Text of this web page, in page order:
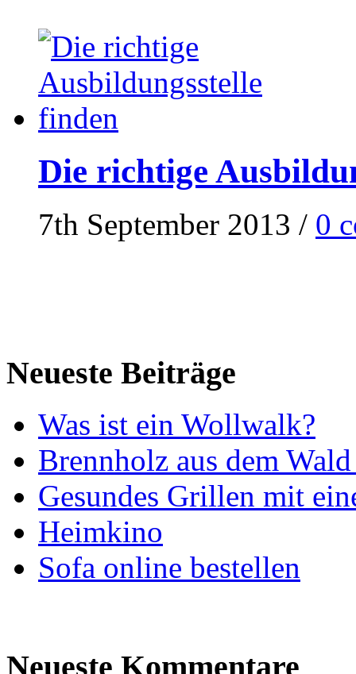
Die richtige
7th September 2013 / 0
Neueste Beiträge
Was ist ein Wollwalk?
Brennholz aus dem
Gesundes Grillen mit
Heimkino
Sofa online bestellen
Neueste Kommentare